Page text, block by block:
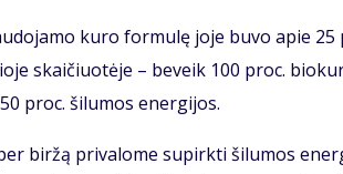
kuro formulę joje buvo apie
skaičiuotėje – beveik 100 proc.
proc. šilumos energijos.
biržą privalome supirkti šilumos